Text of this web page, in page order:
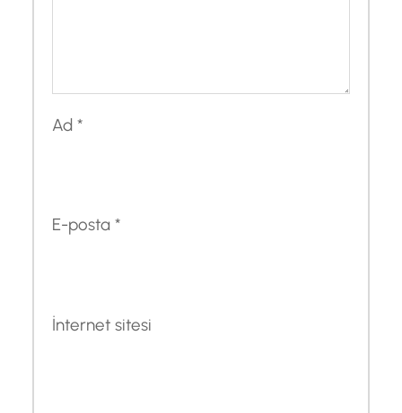
Ad *
E-posta *
İnternet sitesi